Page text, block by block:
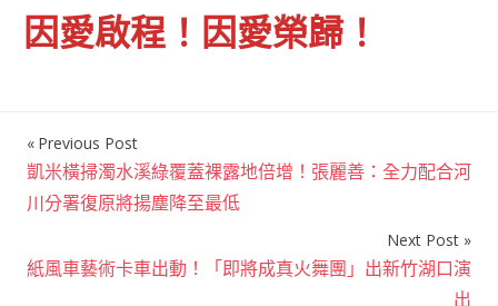
因愛啟程！因愛榮歸！
文
章
覽
Previous Post
凱米橫掃濁水溪綠覆蓋裸露地倍增！張麗善：全力配合河
川分署復原將揚塵降至最低
Next Post
紙風車藝術卡車出動！「即將成真火舞團」出新竹湖口演
出